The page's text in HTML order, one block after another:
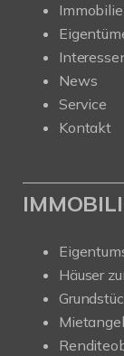
News
Service
Kontakt
Häuser